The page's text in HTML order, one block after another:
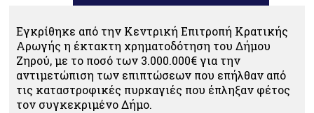
Εγκρίθηκε από την Κεντρική Επιτροπή Κρατικής
Αρωγής η έκτακτη χρηματοδότηση του Δήμου
Ζηρού, με το ποσό των 3.000.000€ για την
αντιμετώπιση των επιπτώσεων που επήλθαν από
τις καταστροφικές πυρκαγιές που έπληξαν φέτος
τον συγκεκριμένο Δήμο.